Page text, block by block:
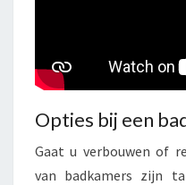
Opties bij een
Gaat u verbouwen of
van badkamers zijn